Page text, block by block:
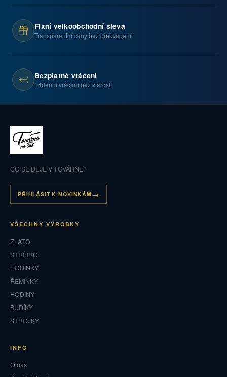
Fixní velkoobchodní sleva
Transparentní ceny bez překvapení
Bezplatné vrácení
14denní vrácení bez starostí
CO SE DĚJE V TOVÁRNĚ?
PŘIHLÁSIT K NOVINKÁM
VŠECHNY VÝROBKY
ZLATO
STŘÍBRO
HODINKY
ŘEMÍNKY
HODINY
BUDÍKY
STROJKY
INFO
O nás